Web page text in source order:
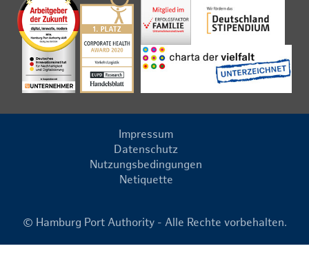
Impressum
Datenschutz
Nutzungsbedingungen
Netiquette
© Hamburg Port Authority - Alle Rechte vorbehalten.